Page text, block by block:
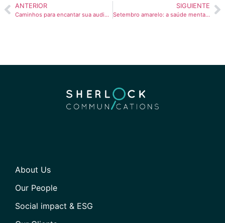
ANTERIOR
Caminhos para encantar sua audiência no México
SIGUIENTE
Setembro amarelo: a saúde mental é tabu na América Latina?
About Us
Our People
Social impact & ESG